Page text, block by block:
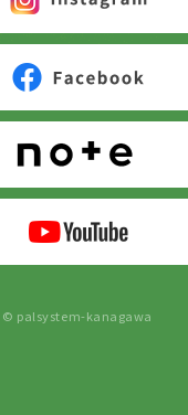
© palsystem-kanagawa